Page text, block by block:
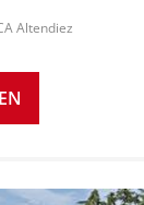
Altendiez